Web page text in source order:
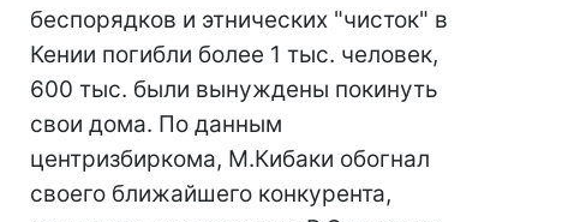
беспорядков и этнических "чисток" в
Кении погибли более 1 тыс. человек,
600 тыс. были вынуждены покинуть
свои дома. По данным
центризбиркома, М.Кибаки обогнал
своего ближайшего конкурента,